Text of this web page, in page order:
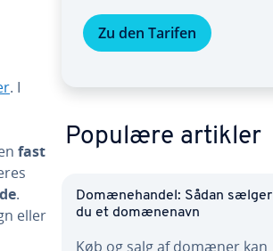
. I
fast
.
eller
Zu den Tarifen
Populære artikler
Do­mæ­ne­han­del: Sådan sælger
du et do­mæ­ne­navn
Køb og salg af domæner kan